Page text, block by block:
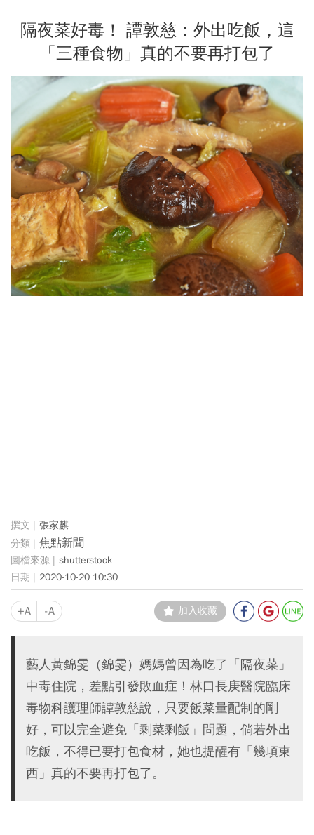
隔夜菜好毒！ 譚敦慈：外出吃飯，這
「三種食物」真的不要再打包了
張家麒
焦點新聞
shutterstock
2020-10-20 10:30
+A -A 加入收藏
藝人黃錦雯（錦雯）媽媽曾因為吃了「隔夜菜」
中毒住院，差點引發敗血症！林口長庚醫院臨床
毒物科護理師譚敦慈說，只要飯菜量配制的剛
好，可以完全避免「剩菜剩飯」問題，倘若外出
吃飯，不得已要打包食材，她也提醒有「幾項東
西」真的不要再打包了。